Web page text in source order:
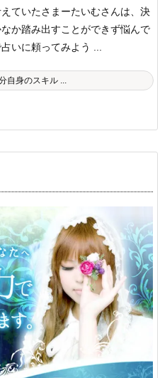
ていたさまーたいむさんは、決
か踏み出すことができず悩んで
いに頼ってみよう ...
自身のスキル ...